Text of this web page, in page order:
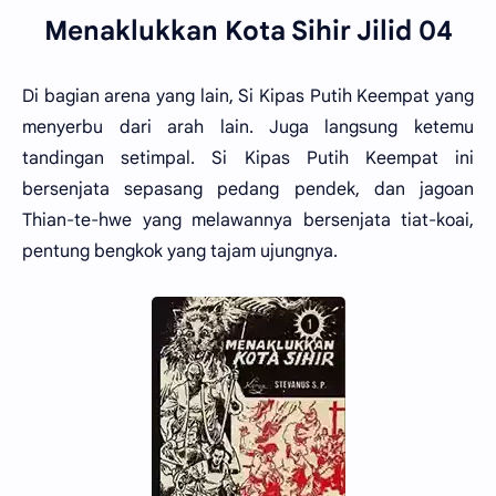
Menaklukkan Kota Sihir Jilid 04
Di bagian arena yang lain, Si Kipas Putih Keempat yang
menyerbu dari arah lain. Juga langsung ketemu
tandingan setimpal. Si Kipas Putih Keempat ini
bersenjata sepasang pedang pendek, dan jagoan
Thian-te-hwe yang melawannya bersenjata tiat-koai,
pentung bengkok yang tajam ujungnya.